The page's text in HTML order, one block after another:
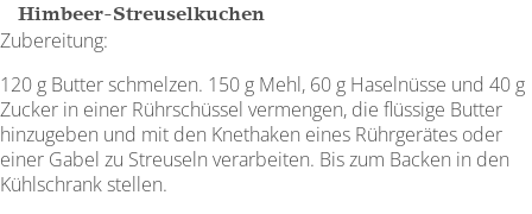
Himbeer-Streuselkuchen
Zubereitung:
120 g Butter schmelzen. 150 g Mehl, 60 g Haselnüsse und 40 g
Zucker in einer Rührschüssel vermengen, die flüssige Butter
hinzugeben und mit den Knethaken eines Rührgerätes oder
einer Gabel zu Streuseln verarbeiten. Bis zum Backen in den
Kühlschrank stellen.